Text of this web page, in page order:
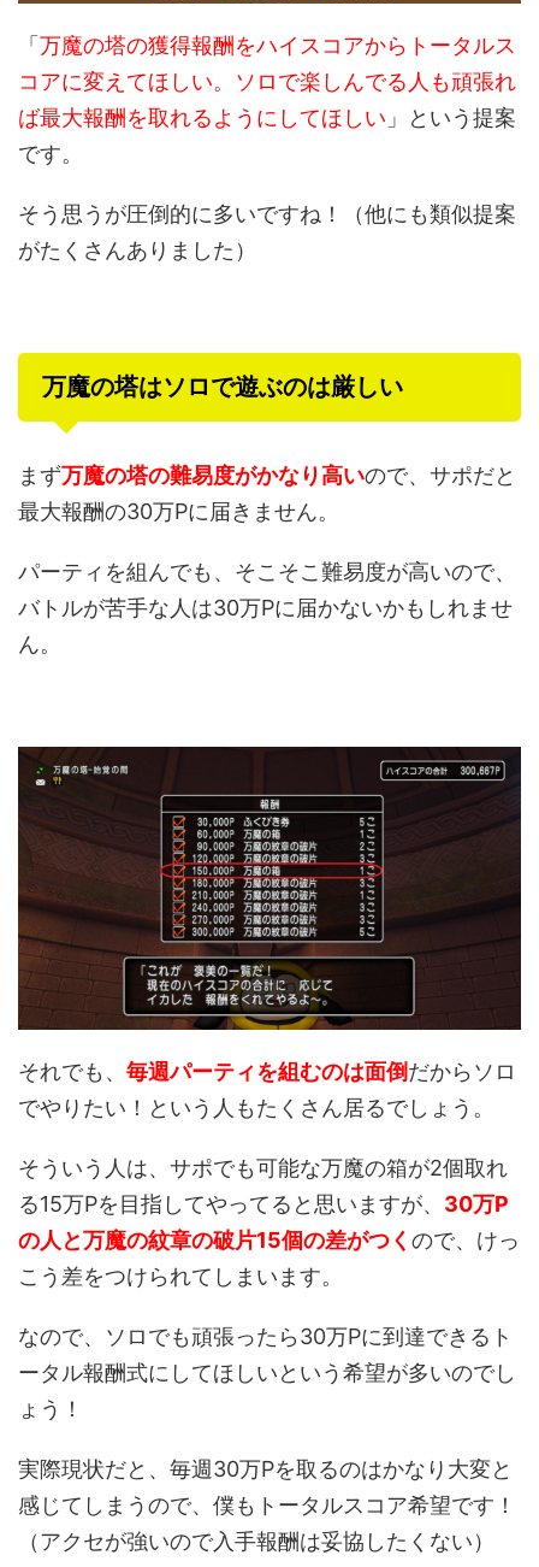
「万魔の塔の獲得報酬をハイスコアからトータルス
コアに変えてほしい。ソロで楽しんでる人も頑張れ
ば最大報酬を取れるようにしてほしい 」という提案
です。
そう思うが圧倒的に多いですね！（他にも類似提案
がたくさんありました）
万魔の塔はソロで遊ぶのは厳しい
まず万魔の塔の難易度がかなり高いので、サポだと
最大報酬の30万Pに届きません。
パーティを組んでも、そこそこ難易度が高いので、
バトルが苦手な人は30万Pに届かないかもしれませ
ん。
それでも、 毎週パーティを組むのは面倒だからソロ
でやりたい！という人もたくさん居るでしょう。
そういう人は、サポでも可能な万魔の箱が2個取れ
る15万Pを目指してやってると思いますが、 30万P
の人と万魔の紋章の破片15個の差がつく ので、けっ
こう差をつけられてしまいます。
なので、ソロでも頑張ったら30万Pに到達できるト
ータル報酬式にしてほしいという希望が多いのでし
ょう！
実際現状だと、毎週30万Pを取るのはかなり大変と
感じてしまうので、僕もトータルスコア希望です！
（アクセが強いので入手報酬は妥協したくない）